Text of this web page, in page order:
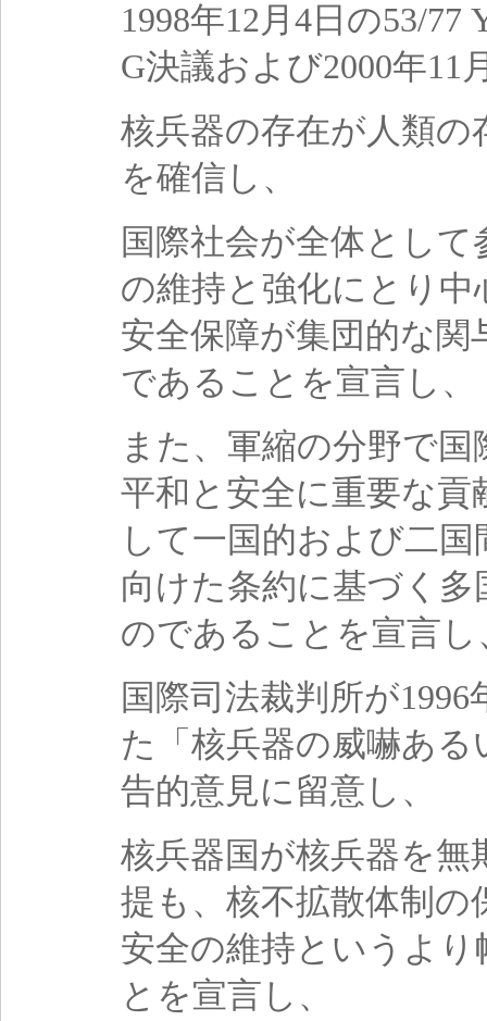
1998年12月4日の53/77
G決議および2000年11
核兵器の存在が人類
を確信し、
国際社会が全体とし
の維持と強化にとり
安全保障が集団的な
であることを宣言し、
また、軍縮の分野で
平和と安全に重要な
して一国的および二
向けた条約に基づく
のであることを宣言し
国際司法裁判所が
た「核兵器の威嚇あ
告的意見に留意し、
核兵器国が核兵器を
提も、核不拡散体制の
安全の維持というよ
とを宣言し、